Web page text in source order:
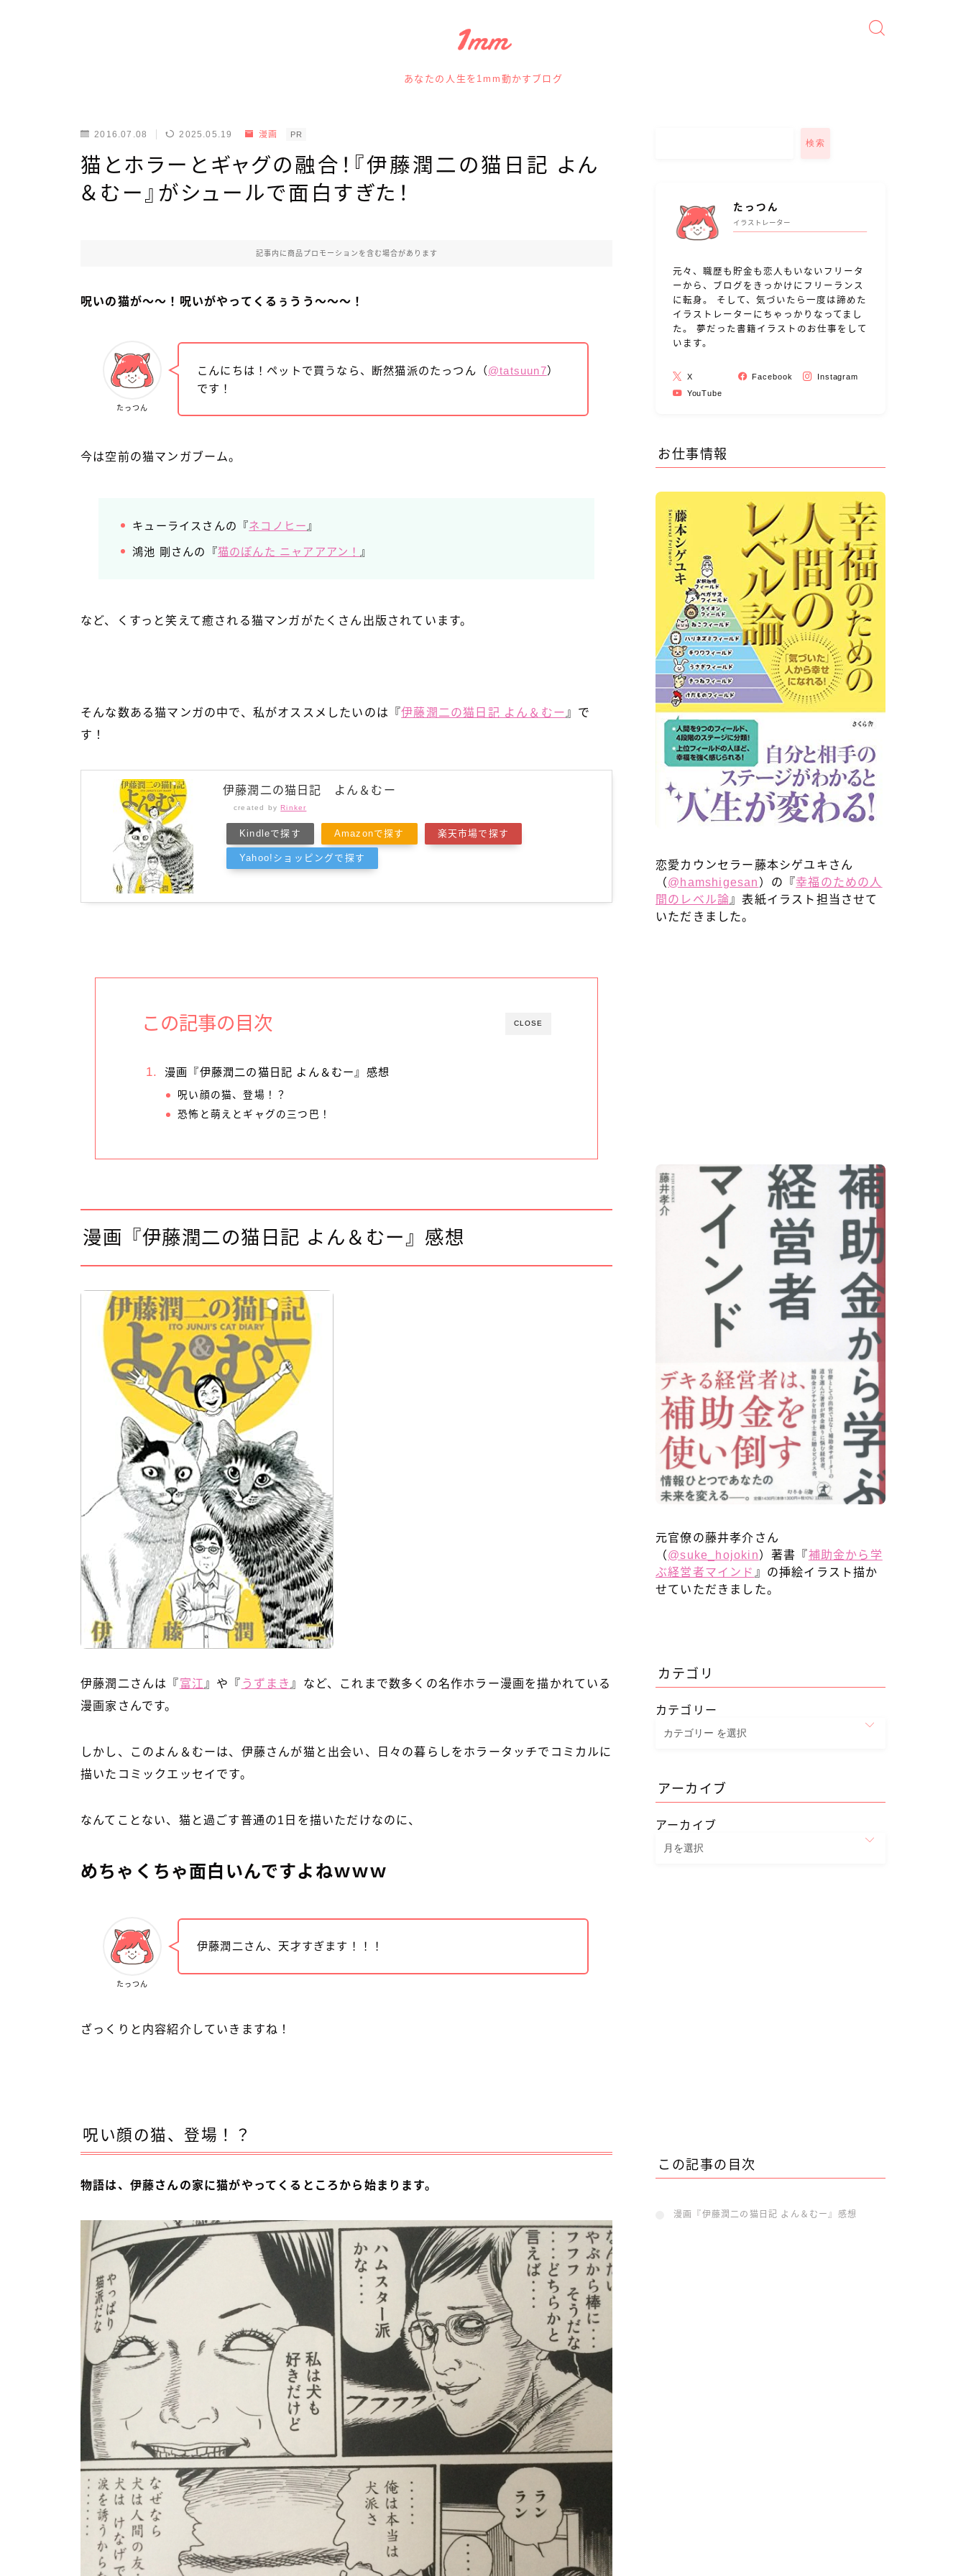
あなたの人生を1mm動かすブログ
2016.07.08 2025.05.19 漫画 PR
猫とホラーとギャグの融合！『伊藤潤二の猫日記 よん
＆むー』がシュールで面白すぎた！
記事内に商品プロモーションを含む場合があります
呪いの猫が〜〜！呪いがやってくるぅうう〜〜〜！
たっつん
こんにちは！ペットで買うなら、断然猫派のたっつん（@tatsuun7）
です！
今は空前の猫マンガブーム。
キューライスさんの『ネコノヒー 』
鴻池 剛さんの『猫のぽんた ニャアアアン！ 』
など、くすっと笑えて癒される猫マンガがたくさん出版されています。
そんな数ある猫マンガの中で、私がオススメしたいのは『伊藤潤二の猫日記 よん＆むー 』で
す！
伊藤潤二の猫日記 よん＆むー
created by Rinker
Kindleで探す Amazonで探す 楽天市場で探す
Yahoo!ショッピングで探す
CLOSE
この記事の目次
漫画『伊藤潤二の猫日記 よん＆むー』感想
呪い顔の猫、登場！？
恐怖と萌えとギャグの三つ巴！
漫画『伊藤潤二の猫日記 よん＆むー』感想
伊藤潤二さんは『富江 』や『 うずまき 』など、これまで数多くの名作ホラー漫画を描かれている
漫画家さんです。
しかし、このよん＆むーは、伊藤さんが猫と出会い、日々の暮らしをホラータッチでコミカルに
描いたコミックエッセイです。
なんてことない、猫と過ごす普通の1日を描いただけなのに、
めちゃくちゃ面白いんですよねｗｗｗ
たっつん
伊藤潤二さん、天才すぎます！！！
ざっくりと内容紹介していきますね！
呪い顔の猫、登場！？
物語は、伊藤さんの家に猫がやってくるところから始まります。
検索
たっつん
イラストレーター
元々、職歴も貯金も恋人もいないフリータ
ーから、ブログをきっかけにフリーランス
に転身。 そして、気づいたら一度は諦めた
イラストレーターにちゃっかりなってまし
た。 夢だった書籍イラストのお仕事をして
います。
X Facebook
Instagram
YouTube
お仕事情報
恋愛カウンセラー藤本シゲユキさん
（@hamshigesan ）の『幸福のための人
間のレベル論 』表紙イラスト担当させて
いただきました。
元官僚の藤井孝介さん
（@suke_hojokin）著書『補助金から学
ぶ経営者マインド 』の挿絵イラスト描か
せていただきました。
カテゴリ
カテゴリー
アーカイブ
アーカイブ
この記事の目次
漫画『伊藤潤二の猫日記 よん＆むー』感想